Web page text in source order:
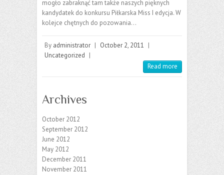
mogło zabraknąć tam także naszych pięknych
kandydatek do konkursu Piłkarska Miss I edycja. W
kolejce chętnych do pozowania…
By administrator | October 2, 2011 |
Uncategorized |
Read more
Archives
October 2012
September 2012
June 2012
May 2012
December 2011
November 2011